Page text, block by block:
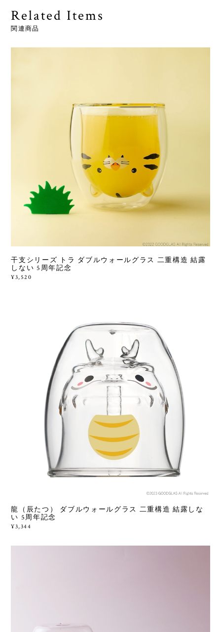
Related Items
関連商品
干支シリーズ トラ ダブルウォールグラス 二重構造 結露
しない 5周年記念
¥3,520
龍（辰たつ） ダブルウォールグラス 二重構造 結露しな
い 5周年記念
¥3,344